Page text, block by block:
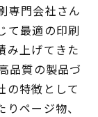
専門会社さん
て最適の印刷
み上げてきた
品質の製品づ
の特徴として
ページ物、